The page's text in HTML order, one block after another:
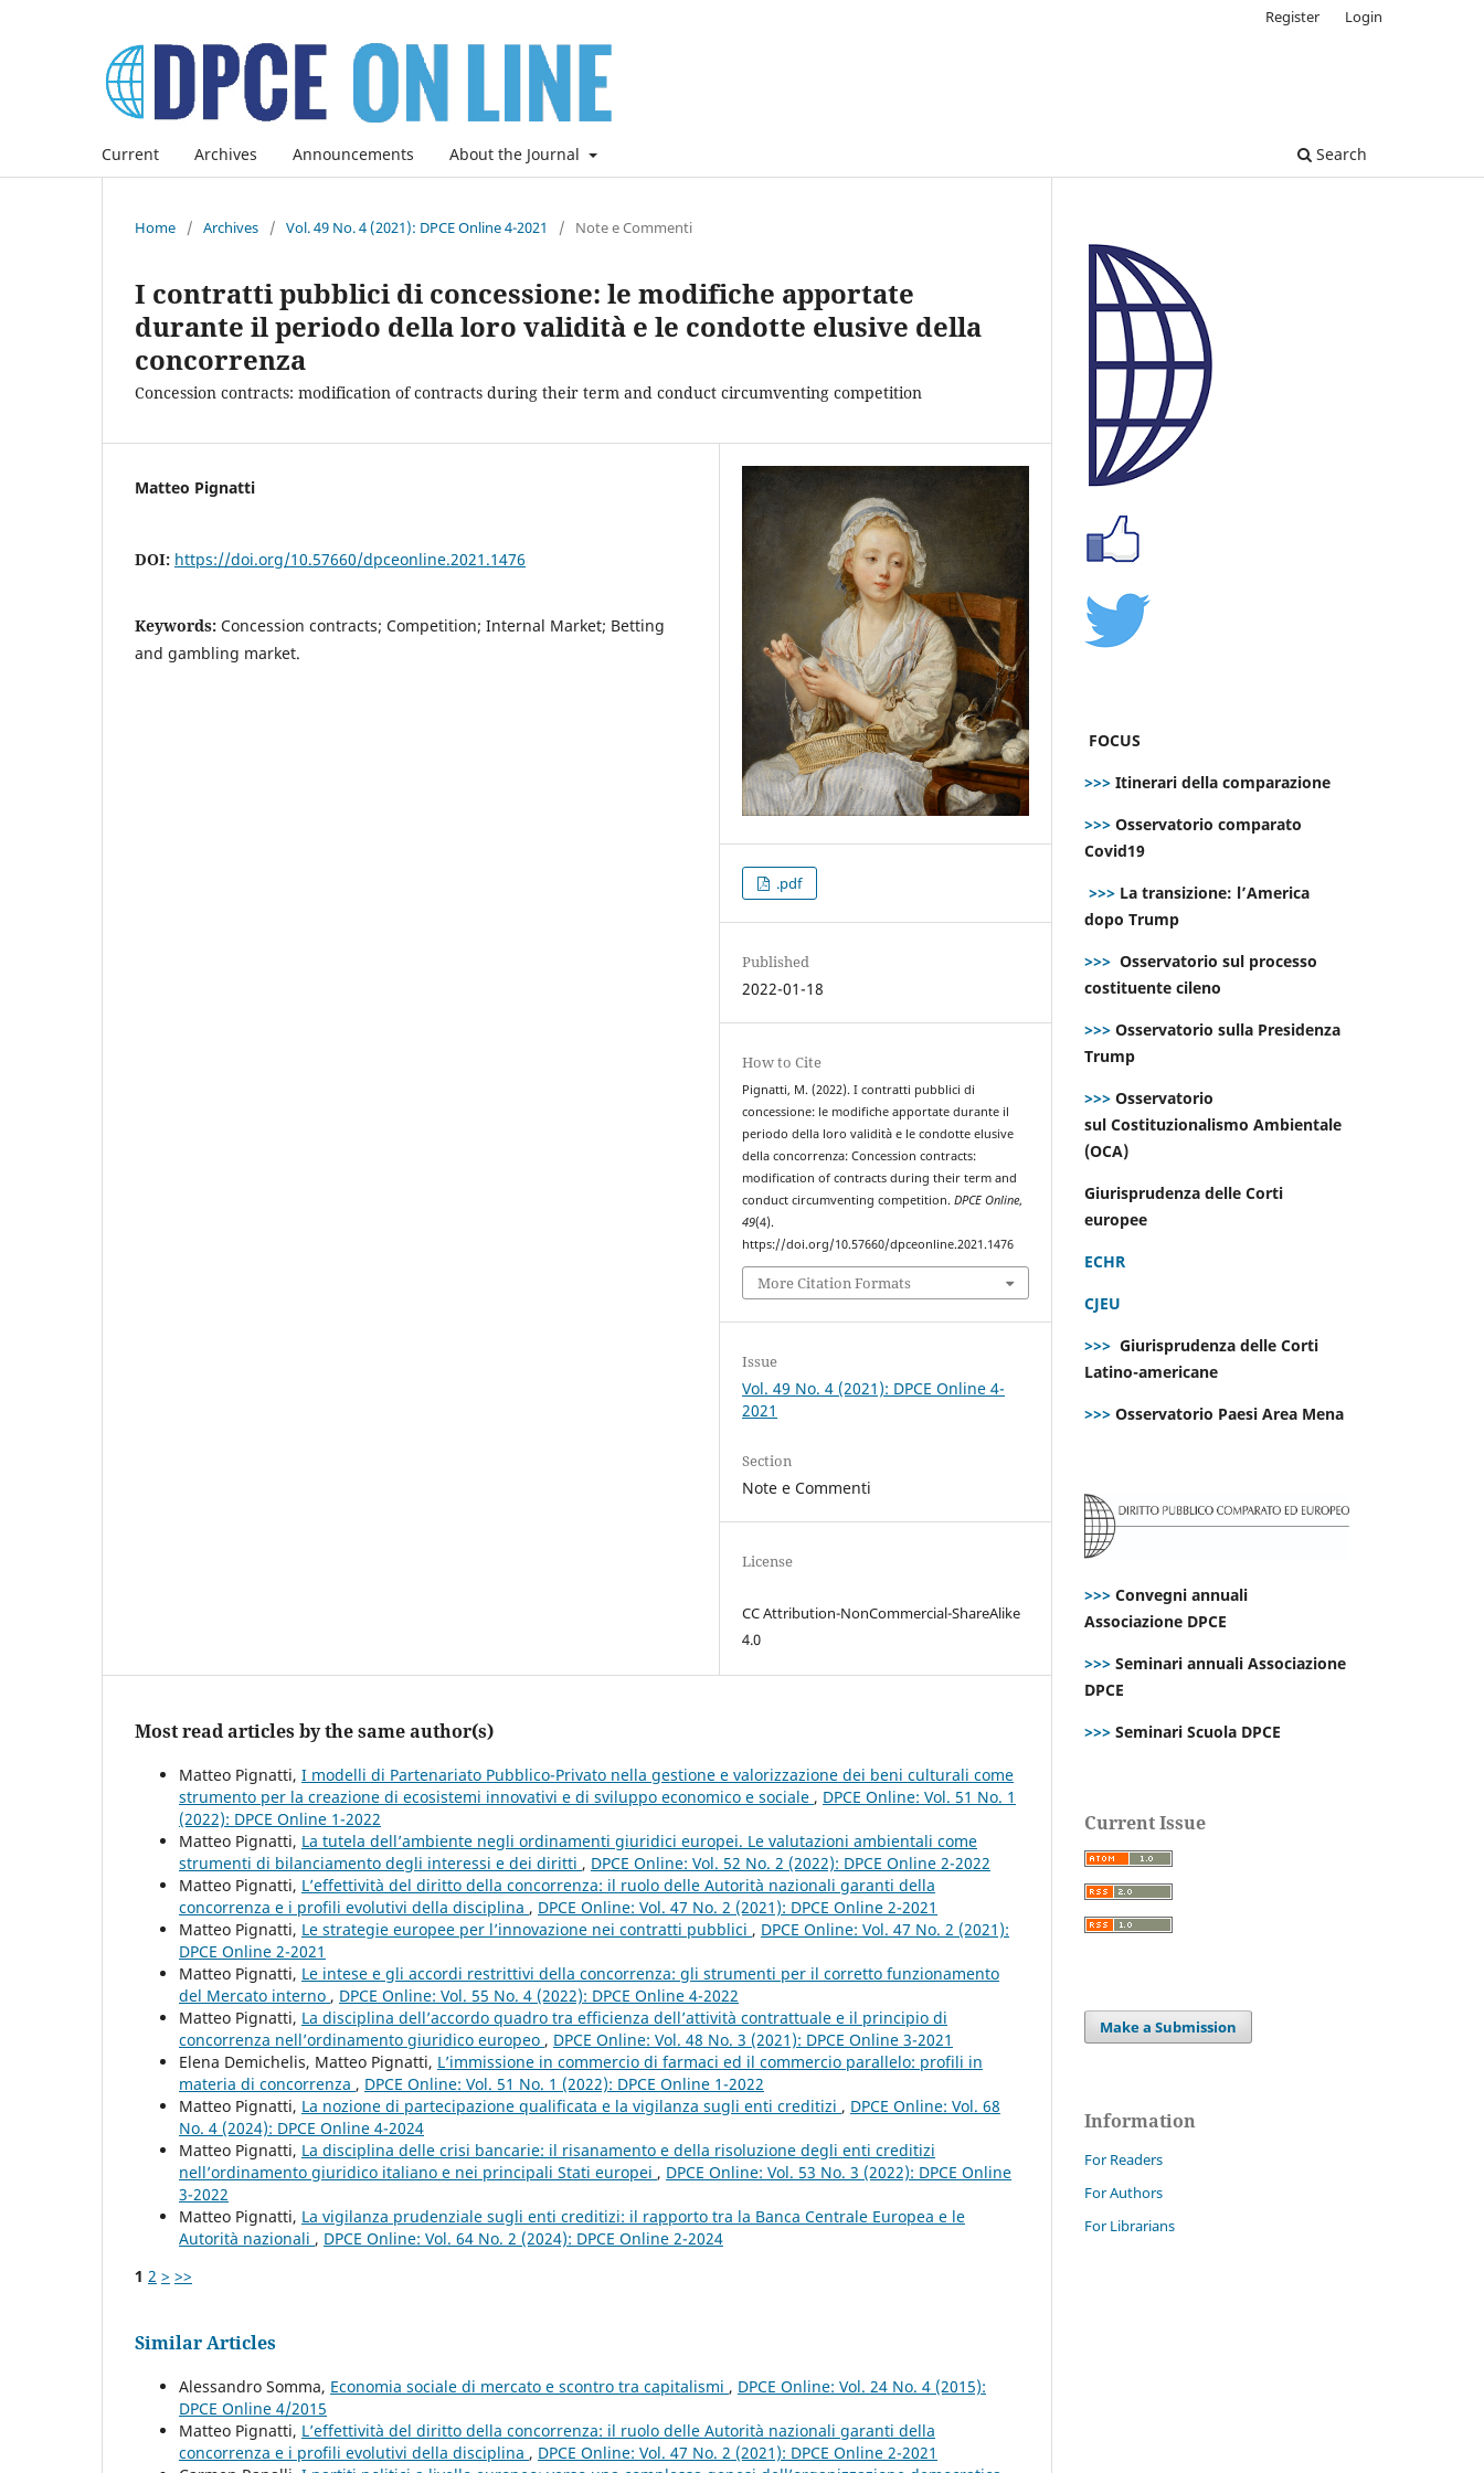
Current Archives Announcements About the Journal Search
Register Login
Home / Archives / Vol. 49 No. 4 (2021): DPCE Online 4-2021 / Note e Commenti
I contratti pubblici di concessione: le modifiche apportate
durante il periodo della loro validità e le condotte elusive della
concorrenza
Concession contracts: modification of contracts during their term and conduct circumventing competition
Matteo Pignatti
DOI: https://doi.org/10.57660/dpceonline.2021.1476
Keywords: Concession contracts; Competition; Internal Market; Betting
and gambling market.
.pdf
Published
2022-01-18
How to Cite
Pignatti, M. (2022). I contratti pubblici di
concessione: le modifiche apportate durante il
periodo della loro validità e le condotte elusive
della concorrenza: Concession contracts:
modification of contracts during their term and
conduct circumventing competition.DPCE Online,
49(4).
https://doi.org/10.57660/dpceonline.2021.1476
More Citation Formats
Issue
Vol. 49 No. 4 (2021): DPCE Online 4-
2021
Section
Note e Commenti
License
CC Attribution-NonCommercial-ShareAlike
4.0
Most read articles by the same author(s)
Matteo Pignatti, I modelli di Partenariato Pubblico-Privato nella gestione e valorizzazione dei beni culturali come
strumento per la creazione di ecosistemi innovativi e di sviluppo economico e sociale , DPCE Online: Vol. 51 No. 1
(2022): DPCE Online 1-2022
Matteo Pignatti, La tutela dell’ambiente negli ordinamenti giuridici europei. Le valutazioni ambientali come
strumenti di bilanciamento degli interessi e dei diritti , DPCE Online: Vol. 52 No. 2 (2022): DPCE Online 2-2022
Matteo Pignatti, L’effettività del diritto della concorrenza: il ruolo delle Autorità nazionali garanti della
concorrenza e i profili evolutivi della disciplina , DPCE Online: Vol. 47 No. 2 (2021): DPCE Online 2-2021
Matteo Pignatti, Le strategie europee per l’innovazione nei contratti pubblici , DPCE Online: Vol. 47 No. 2 (2021):
DPCE Online 2-2021
Matteo Pignatti, Le intese e gli accordi restrittivi della concorrenza: gli strumenti per il corretto funzionamento
del Mercato interno , DPCE Online: Vol. 55 No. 4 (2022): DPCE Online 4-2022
Matteo Pignatti, La disciplina dell’accordo quadro tra efficienza dell’attività contrattuale e il principio di
concorrenza nell’ordinamento giuridico europeo , DPCE Online: Vol. 48 No. 3 (2021): DPCE Online 3-2021
Elena Demichelis, Matteo Pignatti, L’immissione in commercio di farmaci ed il commercio parallelo: profili in
materia di concorrenza , DPCE Online: Vol. 51 No. 1 (2022): DPCE Online 1-2022
Matteo Pignatti, La nozione di partecipazione qualificata e la vigilanza sugli enti creditizi , DPCE Online: Vol. 68
No. 4 (2024): DPCE Online 4-2024
Matteo Pignatti, La disciplina delle crisi bancarie: il risanamento e della risoluzione degli enti creditizi
nell’ordinamento giuridico italiano e nei principali Stati europei , DPCE Online: Vol. 53 No. 3 (2022): DPCE Online
3-2022
Matteo Pignatti, La vigilanza prudenziale sugli enti creditizi: il rapporto tra la Banca Centrale Europea e le
Autorità nazionali , DPCE Online: Vol. 64 No. 2 (2024): DPCE Online 2-2024
1 2 > >>
Similar Articles
Alessandro Somma, Economia sociale di mercato e scontro tra capitalismi , DPCE Online: Vol. 24 No. 4 (2015):
DPCE Online 4/2015
Matteo Pignatti, L’effettività del diritto della concorrenza: il ruolo delle Autorità nazionali garanti della
concorrenza e i profili evolutivi della disciplina , DPCE Online: Vol. 47 No. 2 (2021): DPCE Online 2-2021
FOCUS
>>> Itinerari della comparazione
>>> Osservatorio comparato
Covid19
>>> La transizione: l’America
dopo Trump
>>> Osservatorio sul processo
costituente cileno
>>> Osservatorio sulla Presidenza
Trump
>>> Osservatorio
sul Costituzionalismo Ambientale
(OCA)
Giurisprudenza delle Corti
europee
ECHR
CJEU
>>> Giurisprudenza delle Corti
Latino-americane
>>> Osservatorio Paesi Area Mena
>>> Convegni annuali
Associazione DPCE
>>> Seminari annuali Associazione
DPCE
>>> Seminari Scuola DPCE
Current Issue
Make a Submission
Information
For Readers
For Authors
For Librarians